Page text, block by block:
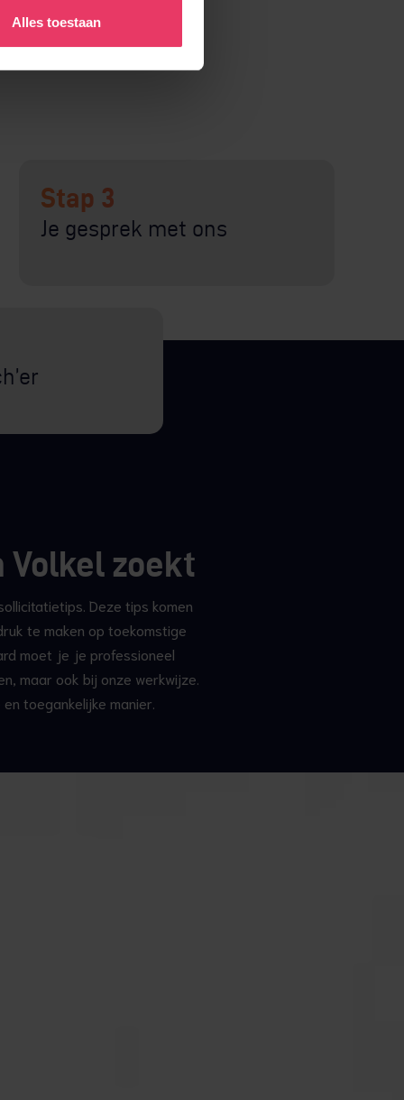
Alles toestaan
Stap 3
Je gesprek met ons
Volkel zoekt
Deze tips komen
te maken op toekomstige
moet je je professioneel
maar ook bij onze werkwijze.
toegankelijke manier.